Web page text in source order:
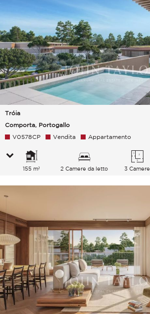
Tróia
Comporta, Portogallo
V0578CP Vendita Appartamento
155 m² 2 Camere da letto 3 Camere